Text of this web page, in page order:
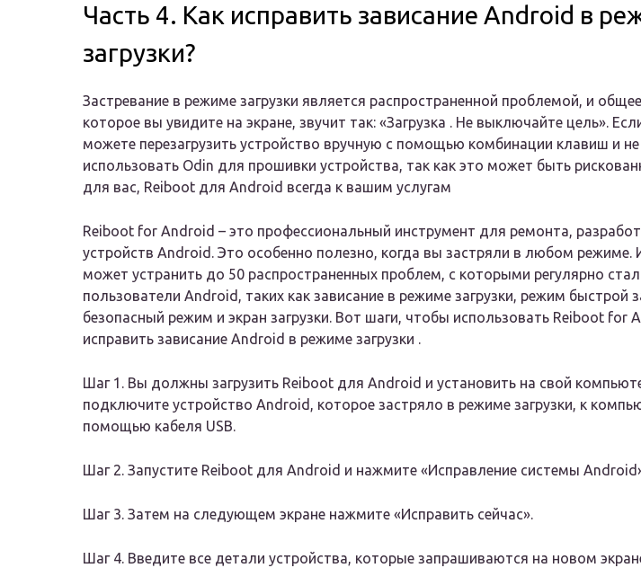
Часть 4. Как исправить зависание Android в
загрузки?
Застревание в режиме загрузки является распространенной проблемой, и
которое вы увидите на экране, звучит так: «Загрузка . Не выключайте цель».
можете перезагрузить устройство вручную с помощью комбинации клавиш и не
использовать Odin для прошивки устройства, так как это может быть
для вас, Reiboot для Android всегда к вашим услугам
Reiboot for Android – это профессиональный инструмент для ремонта,
устройств Android. Это особенно полезно, когда вы застряли в любом режиме.
может устранить до 50 распространенных проблем, с которыми регулярно
пользователи Android, таких как зависание в режиме загрузки, режим быстрой
безопасный режим и экран загрузки. Вот шаги, чтобы использовать Reiboot for
исправить зависание Android в режиме загрузки .
Шаг 1. Вы должны загрузить Reiboot для Android и установить на свой
подключите устройство Android, которое застряло в режиме загрузки, к
помощью кабеля USB.
Шаг 2. Запустите Reiboot для Android и нажмите «Исправление системы
Шаг 3. Затем на следующем экране нажмите «Исправить сейчас».
Шаг 4. Введите все детали устройства, которые запрашиваются на новом